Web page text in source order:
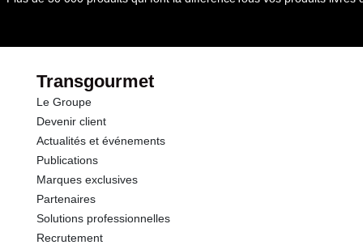
Transgourmet
Le Groupe
Devenir client
Actualités et événements
Publications
Marques exclusives
Partenaires
Solutions professionnelles
Recrutement